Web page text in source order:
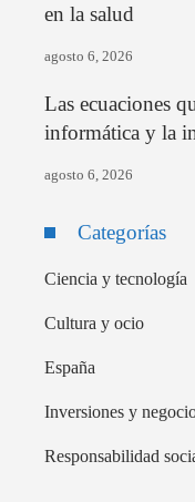
en la salud
agosto 6, 2026
Las ecuaciones
informática y la
agosto 6, 2026
Categorías
Ciencia y tecnología
Cultura y ocio
España
Inversiones y
Responsabilidad